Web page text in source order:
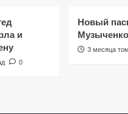
и
0
Новый
Музыченко
3 месяца